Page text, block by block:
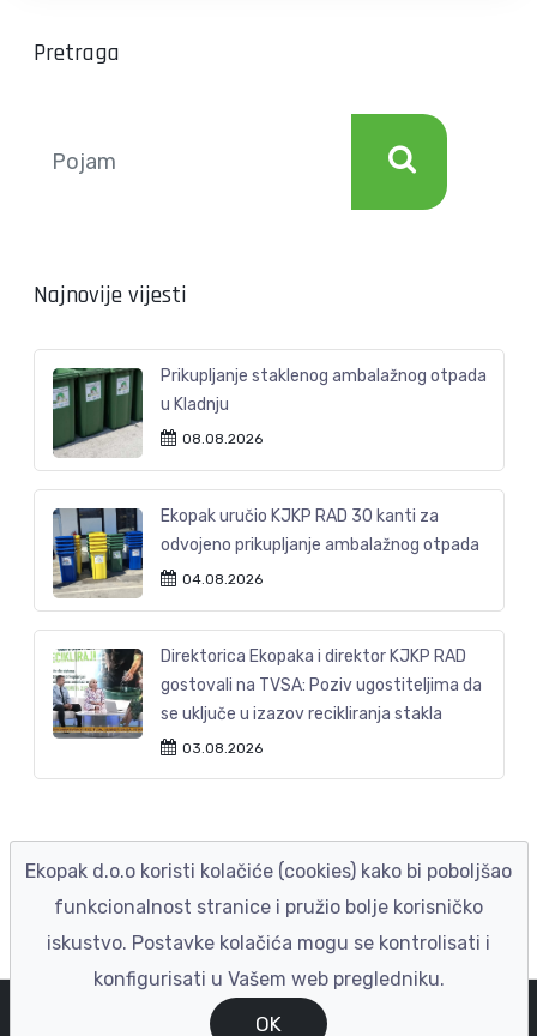
Pretraga
Najnovije vijesti
Prikupljanje staklenog ambalažnog otpada
u Kladnju
08.08.2026
Ekopak uručio KJKP RAD 30 kanti za
odvojeno prikupljanje ambalažnog otpada
04.08.2026
Direktorica Ekopaka i direktor KJKP RAD
gostovali na TVSA: Poziv ugostiteljima da
se uključe u izazov recikliranja stakla
03.08.2026
© EKOPAK 2023 | Izrada ENIGMA
Ekopak d.o.o koristi kolačiće (cookies) kako bi poboljšao
funkcionalnost stranice i pružio bolje korisničko
iskustvo. Postavke kolačića mogu se kontrolisati i
konfigurisati u Vašem web pregledniku.
OK